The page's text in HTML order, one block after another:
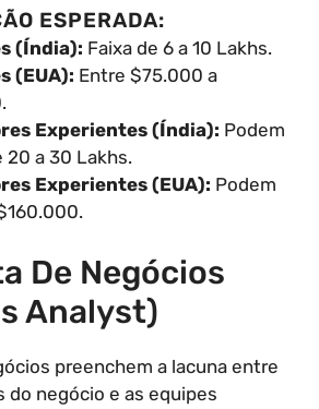
ESPERADA:
(Índia): Faixa de 6 a 10 Lakhs.
(EUA): Entre $75.000 a
Experientes (Índia): Podem
20 a 30 Lakhs.
Experientes (EUA): Podem
De Negócios
Analyst)
preenchem a lacuna entre
do negócio e as equipes